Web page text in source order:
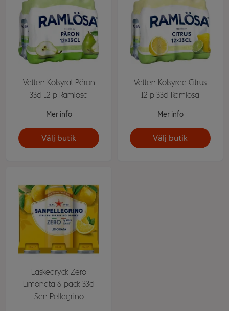
Vatten Kolsyrat Päron
33cl 12-p Ramlösa
Mer info
Välj butik
Vatten Kolsyrad Citrus
12-p 33cl Ramlösa
Mer info
Välj butik
Läskedryck Zero
Limonata 6-pack 33cl
San Pellegrino